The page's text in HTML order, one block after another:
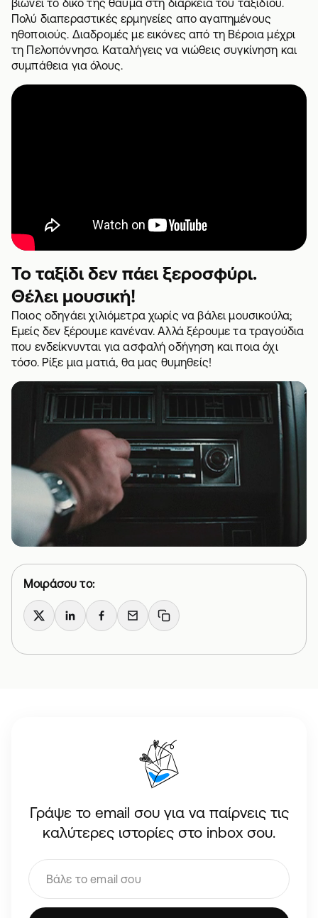
βιώνει το δικό της θαύμα στη διάρκεια του ταξιδιού.
Πολύ διαπεραστικές ερμηνείες απο αγαπημένους
ηθοποιούς. Διαδρομές με εικόνες από τη Βέροια μέχρι
τη Πελοπόννησο. Καταλήγεις να νιώθεις συγκίνηση και
συμπάθεια για όλους.
Το ταξίδι δεν πάει ξεροσφύρι.
Θέλει μουσική!
Ποιος οδηγάει χιλιόμετρα χωρίς να βάλει μουσικούλα;
Εμείς δεν ξέρουμε κανέναν. Αλλά ξέρουμε τα τραγούδια
που ενδείκνυνται για ασφαλή οδήγηση και ποια όχι
τόσο. Ρίξε μια ματιά, θα μας θυμηθείς!
Μοιράσου το:
X LinkedInFacebook
Email Copy link
Γράψε το email σου για να παίρνεις τις
καλύτερες ιστορίες στο inbox σου.